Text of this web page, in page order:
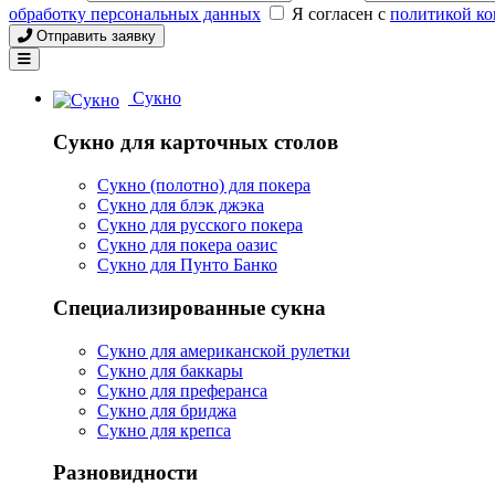
обработку персональных данных
Я согласен с политикой
Отправить заявку
Сукно
Сукно для карточных столов
Сукно (полотно) для покера
Сукно для блэк джэка
Сукно для русского покера
Сукно для покера оазис
Сукно для Пунто Банко
Специализированные сукна
Сукно для американской рулетки
Сукно для баккары
Сукно для преферанса
Сукно для бриджа
Сукно для крепса
Разновидности